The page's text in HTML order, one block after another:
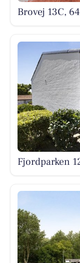
Brovej 13C,
Fjordparken